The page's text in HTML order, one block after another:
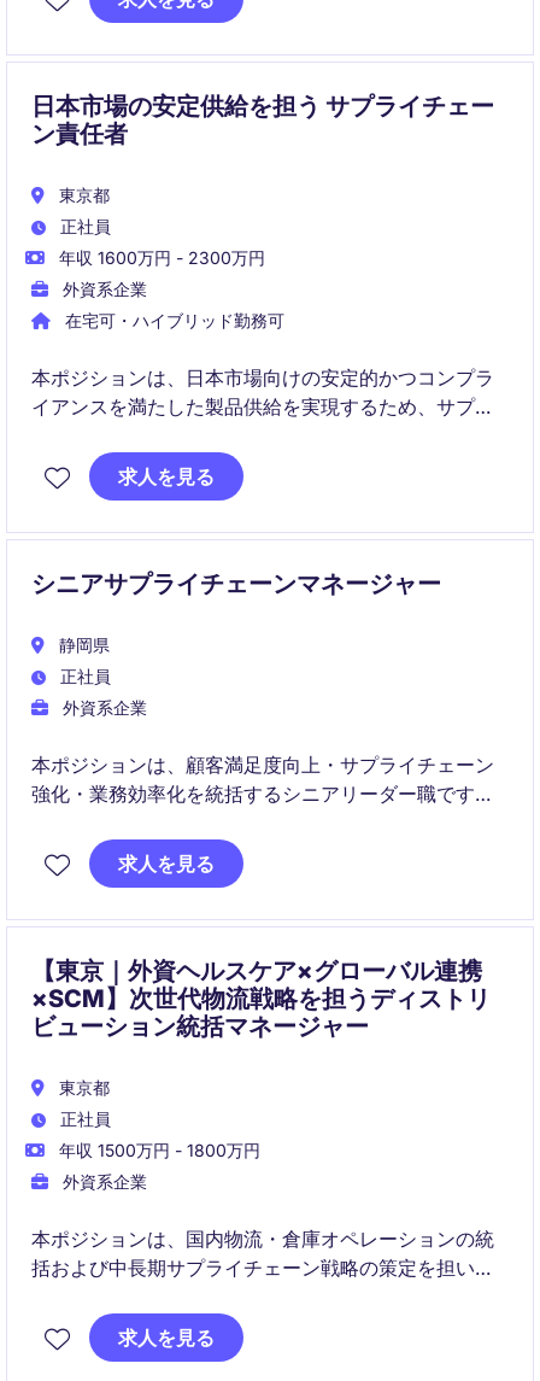
日本市場の安定供給を担う サプライチェー
ン責任者
東京都
正社員
年収 1600万円 - 2300万円
外資系企業
在宅可・ハイブリッド勤務可
本ポジションは、日本市場向けの安定的かつコンプラ
イアンスを満たした製品供給を実現するため、サプラ
度の高いリーダー職です。新製品導入、変更管理、コ
スト最適化、社内外ステークホルダー連携を通じて、
求人を見る
シニアサプライチェーンマネージャー
静岡県
正社員
外資系企業
本ポジションは、顧客満足度向上・サプライチェーン
強化・業務効率化を統括するシニアリーダー職です。
善、組織横断の変革を推進いただきます。
求人を見る
【東京｜外資ヘルスケア×グローバル連携
×SCM】次世代物流戦略を担うディストリ
ビューション統括マネージャー
東京都
正社員
年収 1500万円 - 1800万円
外資系企業
本ポジションは、国内物流・倉庫オペレーションの統
括および中長期サプライチェーン戦略の策定を担いま
グローバル連携を通じて最適な物流ネットワークを構
築し、事業成長を支える戦略的リーダーシップを発揮
求人を見る